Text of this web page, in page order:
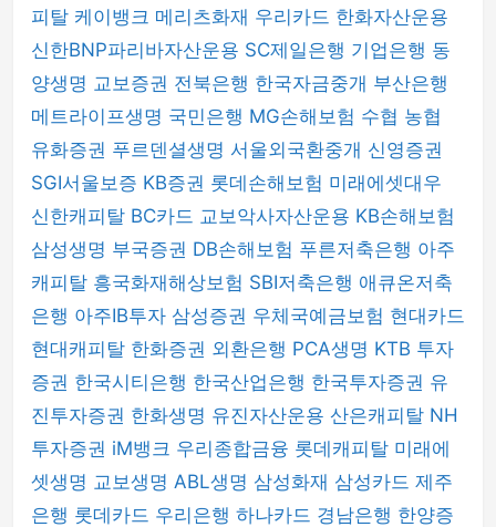
피탈 케이뱅크 메리츠화재 우리카드 한화자산운용
신한BNP파리바자산운용 SC제일은행 기업은행 동
양생명 교보증권 전북은행 한국자금중개 부산은행
메트라이프생명 국민은행 MG손해보험 수협 농협
유화증권 푸르덴셜생명 서울외국환중개 신영증권
SGI서울보증 KB증권 롯데손해보험 미래에셋대우
신한캐피탈 BC카드 교보악사자산운용 KB손해보험
삼성생명 부국증권 DB손해보험 푸른저축은행 아주
캐피탈 흥국화재해상보험 SBI저축은행 애큐온저축
은행 아주IB투자 삼성증권 우체국예금보험 현대카드
현대캐피탈 한화증권 외환은행 PCA생명 KTB 투자
증권 한국시티은행 한국산업은행 한국투자증권 유
진투자증권 한화생명 유진자산운용 산은캐피탈 NH
투자증권 iM뱅크 우리종합금융 롯데캐피탈 미래에
셋생명 교보생명 ABL생명 삼성화재 삼성카드 제주
은행 롯데카드 우리은행 하나카드 경남은행 한양증